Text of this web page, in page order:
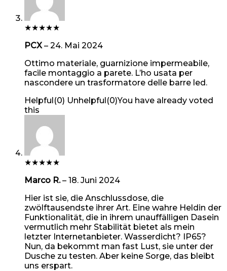
★★★★★
PCX– 24. Mai 2024
Ottimo materiale, guarnizione impermeabile,
facile montaggio a parete. L’ho usata per
nascondere un trasformatore delle barre led.
Helpful(0) Unhelpful(0)You have already voted
this
★★★★★
Marco R.– 18. Juni 2024
Hier ist sie, die Anschlussdose, die
zwölftausendste ihrer Art. Eine wahre Heldin der
Funktionalität, die in ihrem unauffälligen Dasein
vermutlich mehr Stabilität bietet als mein
letzter Internetanbieter. Wasserdicht? IP65?
Nun, da bekommt man fast Lust, sie unter der
Dusche zu testen. Aber keine Sorge, das bleibt
uns erspart.